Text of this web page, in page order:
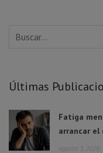
Últimas
Fatiga
arrancar el
agosto 3, 2026